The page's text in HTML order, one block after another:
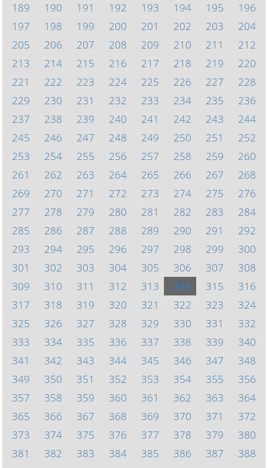
189
190 191 192 193 194 195
196
197
198 199 200 201 202 203
204
205
206 207 208 209 210 211
212
213
214 215 216 217 218 219
220
221
222 223 224 225 226 227
228
229
230 231 232 233 234 235
236
237
238 239 240 241 242 243
244
245
246 247 248 249 250 251
252
253
254 255 256 257 258 259
260
261
262 263 264 265 266 267
268
269
270 271 272 273 274 275
276
277
278 279 280 281 282 283
284
285
286 287 288 289 290 291
292
293
294 295 296 297 298 299
300
301
302 303 304 305 306 307
308
309
310 311 312 313 314 315
316
317
318 319 320 321 322 323
324
325
326 327 328 329 330 331
332
333
334 335 336 337 338 339
340
341
342 343 344 345 346 347
348
349
350 351 352 353 354 355
356
357
358 359 360 361 362 363
364
365
366 367 368 369 370 371
372
373
374 375 376 377 378 379
380
381
382 383 384 385 386 387
388